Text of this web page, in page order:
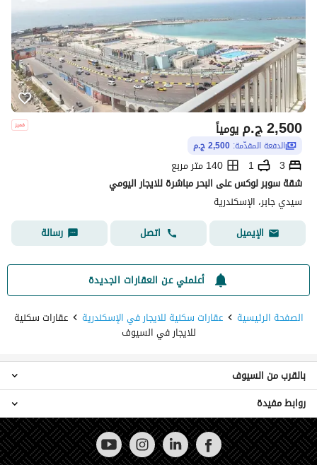
ج.م2,500 يومياً
الدفعة المقدّمة: 2,500 ج.م
3
1
140 متر مربع
شقة سوبر لوكس على البحر مباشرة للايجار اليومي
سيدي جابر، الإسكندرية
الإيميل
اتصل رسالة
أعلمني عن العقارات الجديدة
الصفحة الرئيسية
عقارات سكنية للايجار في الإسكندرية عقارات سكنية
للايجار في السيوف
عقارات للايجار في النخيل
عقارات للايجار في سيدي بشر
عقارات للايجار في العصافرة
عقارات للايجار في بحرى والأنفوشى
بالقرب من السيوف
عقارات للبيع في السيوف
روابط مفيدة